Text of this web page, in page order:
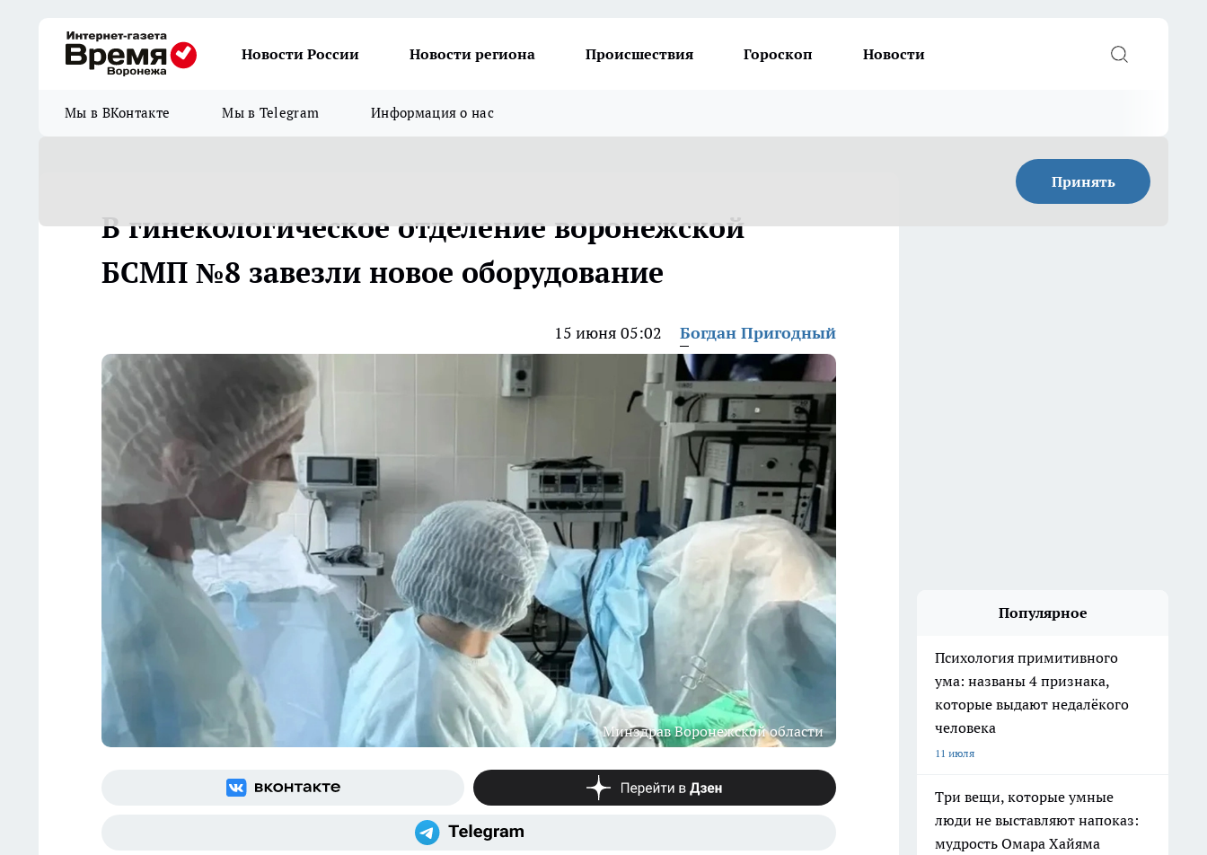
Новости России Новости региона Происшествия Гороскоп Новости
Мы в ВКонтакте Мы в Telegram Информация о нас
Принять
В гинекологическое отделение воронежской
БСМП №8 завезли новое оборудование
15 июня 05:02 Богдан Пригодный
Минздрав Воронежской области
Популярное
Психология примитивного
ума: названы 4 признака,
которые выдают недалёкого
человека
11 июля
Три вещи, которые умные
люди не выставляют напоказ:
мудрость Омара Хайяма